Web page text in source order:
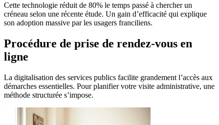
Cette technologie réduit de 80% le temps passé à chercher un
créneau selon une récente étude. Un gain d’efficacité qui explique
son adoption massive par les usagers franciliens.
Procédure de prise de rendez-vous en
ligne
La digitalisation des services publics facilite grandement l’accès aux
démarches essentielles. Pour planifier votre visite administrative, une
méthode structurée s’impose.